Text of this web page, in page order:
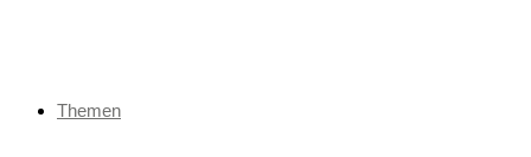
Themen